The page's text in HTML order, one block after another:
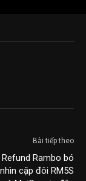
Bài tiếp theo
Refund Rambo bó
cặp đôi RM5S